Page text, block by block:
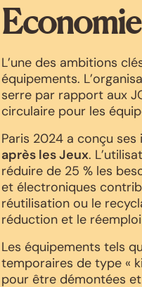
L’une des ambitions
équipements.
serre par rapport aux
circulaire pour les
Paris 2024 a conçu
après les Jeux.
réduire de 25 % les
et électroniques
réutilisation ou le
réduction et le
Les équipements tels
temporaires de type «
pour être démontées